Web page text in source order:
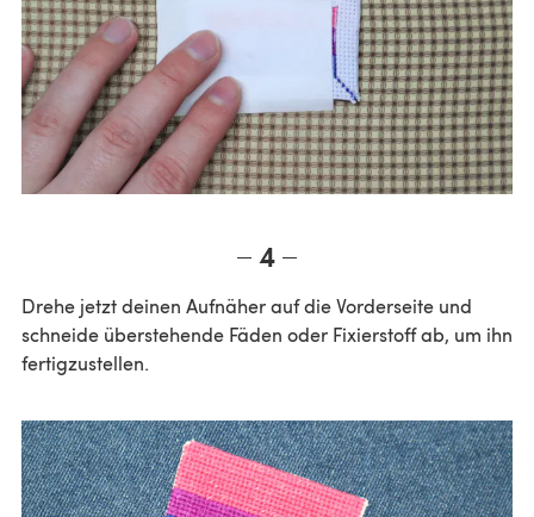
4
Drehe jetzt deinen Aufnäher auf die Vorderseite und
schneide überstehende Fäden oder Fixierstoff ab, um ihn
fertigzustellen.